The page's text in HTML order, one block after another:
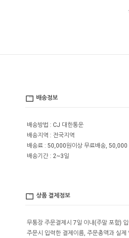
배송정보
배송방법 : CJ 대한통운
배송지역 : 전국지역
배송료 : 50,000원이상 무료배송,
배송기간 : 2~3일
상품 결제정보
무통장 주문결제시 7일 이내(주말 포함)
주문시 입력한 결제이름, 주문총액과 실